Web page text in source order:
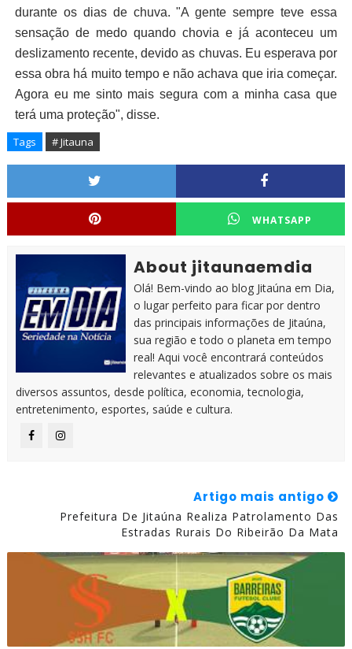
durante os dias de chuva. "A gente sempre teve essa
sensação de medo quando chovia e já aconteceu um
deslizamento recente, devido as chuvas. Eu esperava por
essa obra há muito tempo e não achava que iria começar.
Agora eu me sinto mais segura com a minha casa que
terá uma proteção", disse.
Tags # Jitauna
WHATSAPP
About jitaunaemdia
Olá! Bem-vindo ao blog Jitaúna em Dia,
o lugar perfeito para ficar por dentro
das principais informações de Jitaúna,
sua região e todo o planeta em tempo
real! Aqui você encontrará conteúdos
relevantes e atualizados sobre os mais
diversos assuntos, desde política, economia, tecnologia,
entretenimento, esportes, saúde e cultura.
Artigo mais antigo
Prefeitura De Jitaúna Realiza Patrolamento Das
Estradas Rurais Do Ribeirão Da Mata